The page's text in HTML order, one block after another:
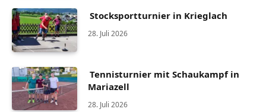
Stocksportturnier in Krieglach
28. Juli 2026
Tennisturnier mit Schaukampf in
Mariazell
28. Juli 2026